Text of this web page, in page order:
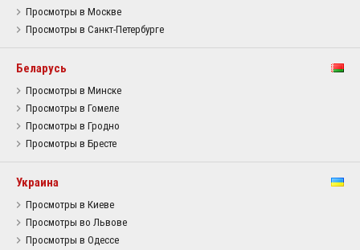
Просмотры в Москве
Просмотры в Санкт-Петербурге
Беларусь
Просмотры в Минске
Просмотры в Гомеле
Просмотры в Гродно
Просмотры в Бресте
Украина
Просмотры в Киеве
Просмотры во Львове
Просмотры в Одессе